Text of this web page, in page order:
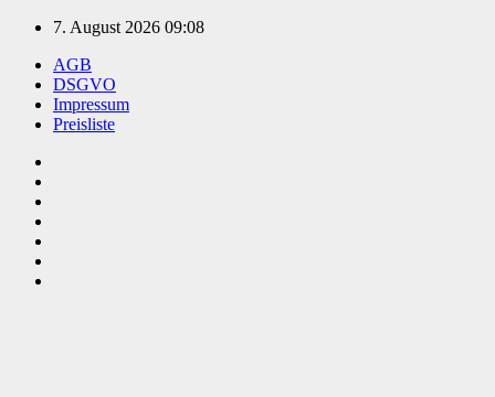
Zum
springen
7. August 2026 09:08
AGB
DSGVO
Impressum
Preisliste